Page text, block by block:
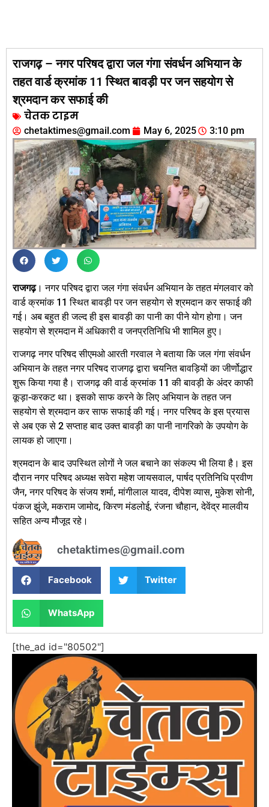
राजगढ़ – नगर परिषद द्वारा जल गंगा संवर्धन अभियान के
तहत वार्ड क्रमांक 11 स्थित बावड़ी पर जन सहयोग से
श्रमदान कर सफाई की
चेतक टाइम
chetaktimes@gmail.com May 6, 2025 3:10 pm
राजगढ़। नगर परिषद द्वारा जल गंगा संवर्धन अभियान के तहत मंगलवार को
वार्ड क्रमांक 11 स्थित बावड़ी पर जन सहयोग से श्रमदान कर सफाई की
गई। अब बहुत ही जल्द ही इस बावड़ी का पानी का पीने योग होगा। जन
सहयोग से श्रमदान में अधिकारी व जनप्रतिनिधि भी शामिल हुए।
राजगढ़ नगर परिषद सीएमओ आरती गरवाल ने बताया कि जल गंगा संवर्धन
अभियान के तहत नगर परिषद राजगढ़ द्वारा चयनित बावड़ियों का जीर्णोद्धार
शुरू किया गया है। राजगढ़ की वार्ड क्रमांक 11 की बावड़ी के अंदर काफी
कूड़ा-करकट था। इसको साफ करने के लिए अभियान के तहत जन
सहयोग से श्रमदान कर साफ सफाई की गई। नगर परिषद के इस प्रयास
से अब एक से 2 सप्ताह बाद उक्त बावड़ी का पानी नागरिको के उपयोग के
लायक हो जाएगा।
श्रमदान के बाद उपस्थित लोगों ने जल बचाने का संकल्प भी लिया है। इस
दौरान नगर परिषद अध्यक्ष सवेरा महेश जायसवाल, पार्षद प्रतिनिधि प्रवीण
जैन, नगर परिषद के संजय शर्मा, मांगीलाल यादव, दीपेश व्यास, मुकेश सोनी,
पंकज झुंजे, मकराम जामोद, किरण मंडलोई, रंजना चौहान, देवेंद्र मालवीय
सहित अन्य मौजूद रहे।
chetaktimes@gmail.com
Facebook Twitter
WhatsApp
[the_ad id="80502"]